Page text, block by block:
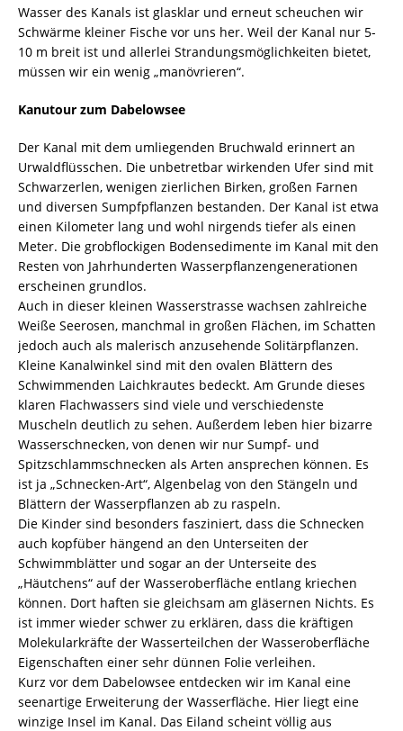
Wasser des Kanals ist glasklar und erneut scheuchen wir
Schwärme kleiner Fische vor uns her. Weil der Kanal nur 5-
10 m breit ist und allerlei Strandungsmöglichkeiten bietet,
müssen wir ein wenig „manövrieren“.
Kanutour zum Dabelowsee
Der Kanal mit dem umliegenden Bruchwald erinnert an
Urwaldflüsschen. Die unbetretbar wirkenden Ufer sind mit
Schwarzerlen, wenigen zierlichen Birken, großen Farnen
und diversen Sumpfpflanzen bestanden. Der Kanal ist etwa
einen Kilometer lang und wohl nirgends tiefer als einen
Meter. Die grobflockigen Bodensedimente im Kanal mit den
Resten von Jahrhunderten Wasserpflanzengenerationen
erscheinen grundlos.
Auch in dieser kleinen Wasserstrasse wachsen zahlreiche
Weiße Seerosen, manchmal in großen Flächen, im Schatten
jedoch auch als malerisch anzusehende Solitärpflanzen.
Kleine Kanalwinkel sind mit den ovalen Blättern des
Schwimmenden Laichkrautes bedeckt. Am Grunde dieses
klaren Flachwassers sind viele und verschiedenste
Muscheln deutlich zu sehen. Außerdem leben hier bizarre
Wasserschnecken, von denen wir nur Sumpf- und
Spitzschlammschnecken als Arten ansprechen können. Es
ist ja „Schnecken-Art“, Algenbelag von den Stängeln und
Blättern der Wasserpflanzen ab zu raspeln.
Die Kinder sind besonders fasziniert, dass die Schnecken
auch kopfüber hängend an den Unterseiten der
Schwimmblätter und sogar an der Unterseite des
„Häutchens“ auf der Wasseroberfläche entlang kriechen
können. Dort haften sie gleichsam am gläsernen Nichts. Es
ist immer wieder schwer zu erklären, dass die kräftigen
Molekularkräfte der Wasserteilchen der Wasseroberfläche
Eigenschaften einer sehr dünnen Folie verleihen.
Kurz vor dem Dabelowsee entdecken wir im Kanal eine
seenartige Erweiterung der Wasserfläche. Hier liegt eine
winzige Insel im Kanal. Das Eiland scheint völlig aus